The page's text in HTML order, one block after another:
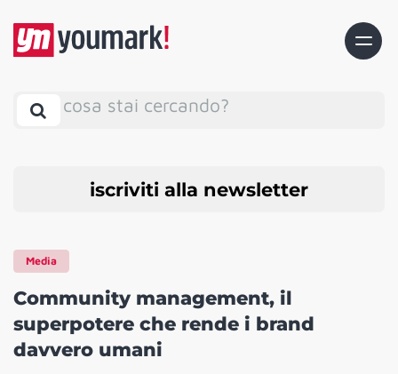
cosa stai cercando?
iscriviti alla newsletter
Media
Community management, il
superpotere che rende i brand
davvero umani